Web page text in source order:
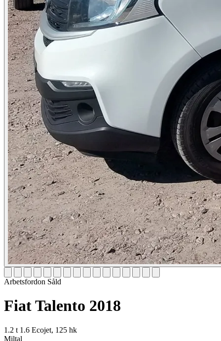
Arbetsfordon Såld
Fiat Talento 2018
1.2 t 1.6 Ecojet, 125 hk
Miltal